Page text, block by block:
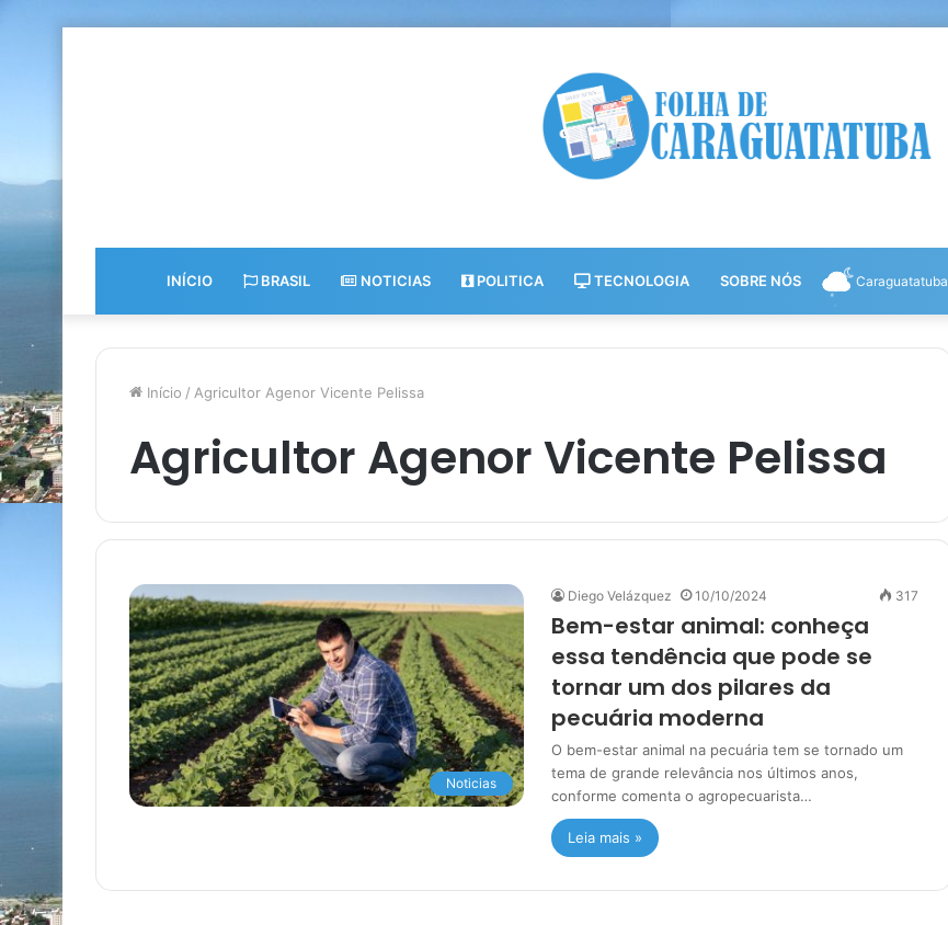
INÍCIO BRASIL NOTICIAS POLITICA TECNOLOGIA SOBRE NÓS Caraguatatuba
Início / Agricultor Agenor Vicente Pelissa
Agricultor Agenor Vicente Pelissa
Noticias
Diego Velázquez 10/10/2024 317
Bem-estar animal: conheça
essa tendência que pode se
tornar um dos pilares da
pecuária moderna
O bem-estar animal na pecuária tem se tornado um
tema de grande relevância nos últimos anos,
conforme comenta o agropecuarista…
Leia mais »